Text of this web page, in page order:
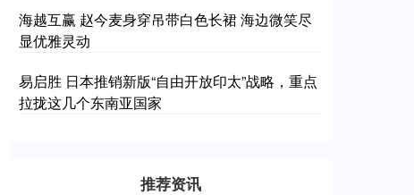
海越互赢 赵今麦身穿吊带白色长裙 海边微笑尽
显优雅灵动
易启胜 日本推销新版“自由开放印太”战略，重点
拉拢这几个东南亚国家
推荐资讯